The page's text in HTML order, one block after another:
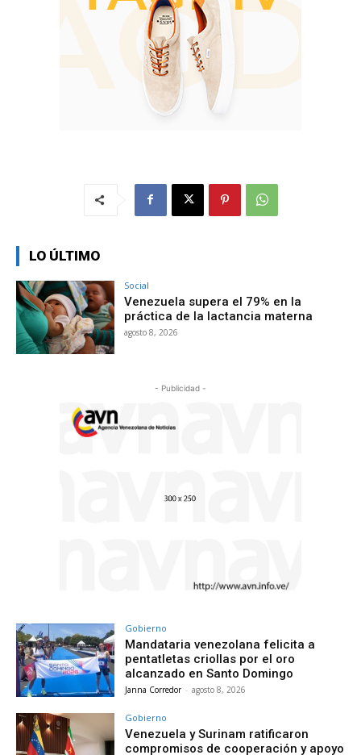
LO ÚLTIMO
Social
Venezuela supera el 79% en la
práctica de la lactancia materna
agosto 8, 2026
- Publicidad -
Gobierno
Mandataria venezolana felicita a
pentatletas criollas por el oro
alcanzado en Santo Domingo
Janna Corredor - agosto 8, 2026
Gobierno
Venezuela y Surinam ratificaron
compromisos de cooperación y apoyo